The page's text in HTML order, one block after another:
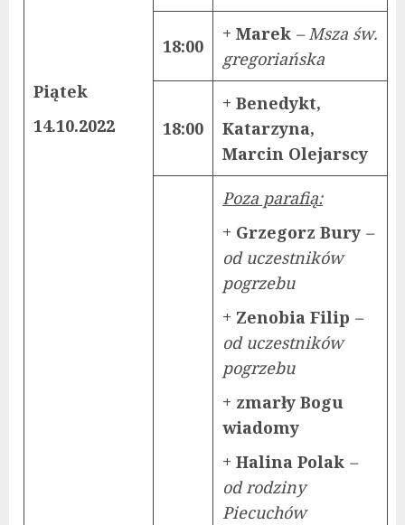
Piątek
14.10.2022
18:00
+ Marek – Msza św.
gregoriańska
18:00
+ Benedykt,
Katarzyna,
Marcin Olejarscy
Poza parafią:
+ Grzegorz Bury –
od uczestników
pogrzebu
+ Zenobia Filip –
od uczestników
pogrzebu
+ zmarły Bogu
wiadomy
+ Halina Polak –
od rodziny
Piecuchów